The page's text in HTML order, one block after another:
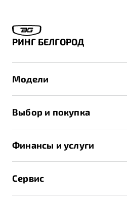
РИНГ БЕЛГОРОД
Модели
X70
Выбор и покупка
Спецпредложения и Акции
Записаться на тест-драйв
Получить предложение
Финансы и услуги
Трейд-ин
Сервис